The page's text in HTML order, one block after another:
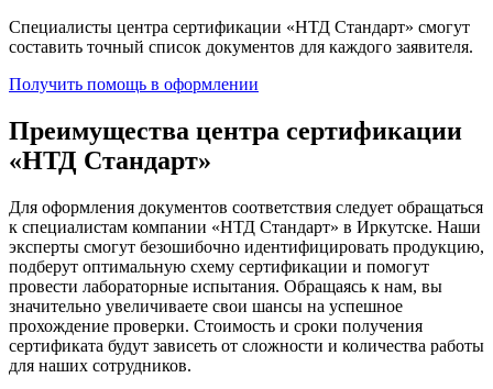
Специалисты центра сертификации «НТД Стандарт» смогут
составить точный список документов для каждого заявителя.
Получить помощь в оформлении
Преимущества центра сертификации
«НТД Стандарт»
Для оформления документов соответствия следует обращаться
к специалистам компании «НТД Стандарт» в Иркутске. Наши
эксперты смогут безошибочно идентифицировать продукцию,
подберут оптимальную схему сертификации и помогут
провести лабораторные испытания. Обращаясь к нам, вы
значительно увеличиваете свои шансы на успешное
прохождение проверки. Стоимость и сроки получения
сертификата будут зависеть от сложности и количества работы
для наших сотрудников.